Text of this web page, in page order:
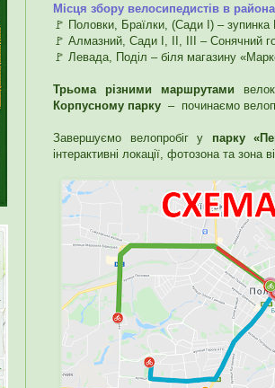
Місця збору велосипедистів в
🚩 Половки, Браїлки, (Сади І) – зупинка
🚩 Алмазний, Сади І, ІІ, ІІІ –
🚩 Левада, Поділ – біля магазину
Трьома різними маршрутами
Корпусному парку – починаємо
Завершуємо велопробіг у парку
інтерактивні локації, фотозона та зона